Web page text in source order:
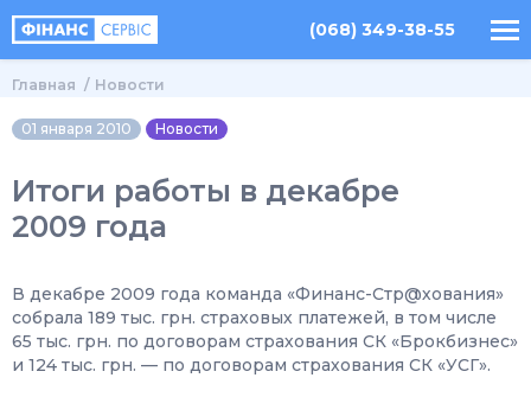
(068) 349-38-55
Главная Новости
01 января 2010 Новости
Итоги работы в декабре
2009 года
В декабре 2009 года команда «Финанс-Стр@хования»
собрала 189 тыс. грн. страховых платежей, в том числе
65 тыс. грн. по договорам страхования СК «Брокбизнес»
и 124 тыс. грн. — по договорам страхования СК «УСГ».